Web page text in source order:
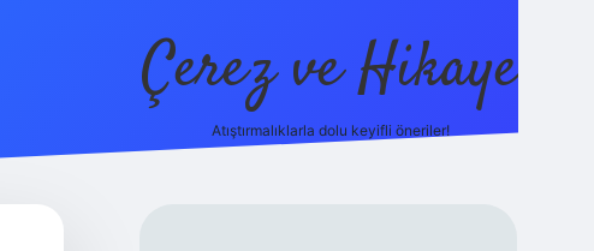
Çerez ve Hikaye
Atıştırmalıklarla dolu keyifli öneriler!